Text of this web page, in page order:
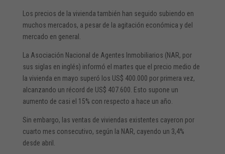
Los precios de la vivienda también han seguido subiendo en
muchos mercados, a pesar de la agitación económica y del
mercado en general.
La Asociación Nacional de Agentes Inmobiliarios (NAR, por
sus siglas en inglés) informó el martes que el precio medio de
la vivienda en mayo superó los US$ 400.000 por primera vez,
alcanzando un récord de US$ 407.600. Esto supone un
aumento de casi el 15% con respecto a hace un año.
Sin embargo, las ventas de viviendas existentes cayeron por
cuarto mes consecutivo, según la NAR, cayendo un 3,4%
desde abril.